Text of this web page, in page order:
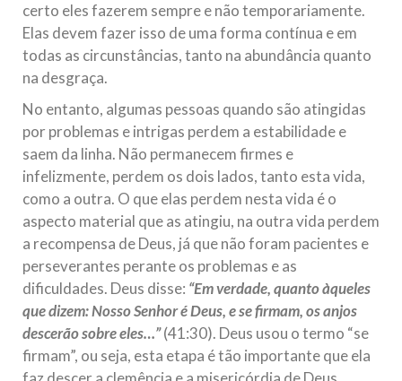
certo eles fazerem sempre e não temporariamente.
Elas devem fazer isso de uma forma contínua e em
todas as circunstâncias, tanto na abundância quanto
na desgraça.
No entanto, algumas pessoas quando são atingidas
por problemas e intrigas perdem a estabilidade e
saem da linha. Não permanecem firmes e
infelizmente, perdem os dois lados, tanto esta vida,
como a outra. O que elas perdem nesta vida é o
aspecto material que as atingiu, na outra vida perdem
a recompensa de Deus, já que não foram pacientes e
perseverantes perante os problemas e as
dificuldades. Deus disse: “Em verdade, quanto àqueles
que dizem: Nosso Senhor é Deus, e se firmam, os anjos
descerão sobre eles…”(41:30). Deus usou o termo “se
firmam”, ou seja, esta etapa é tão importante que ela